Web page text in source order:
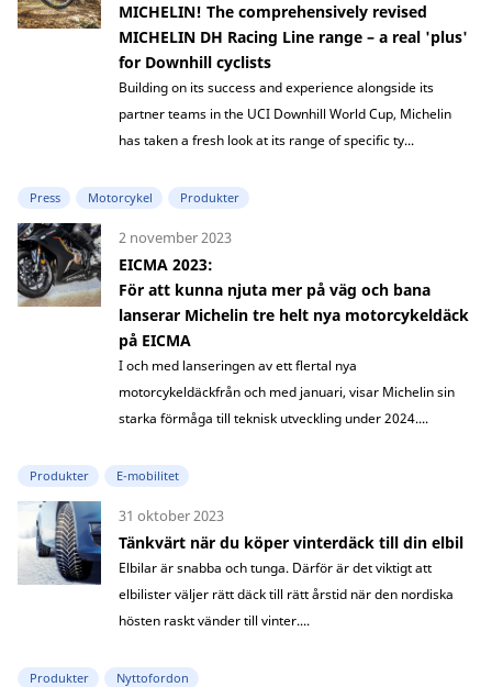
MICHELIN! The comprehensively revised
MICHELIN DH Racing Line range – a real 'plus'
for Downhill cyclists
Building on its success and experience alongside its
partner teams in the UCI Downhill World Cup, Michelin
has taken a fresh look at its range of specific ty...
Press Motorcykel Produkter
2 november 2023
EICMA 2023:
För att kunna njuta mer på väg och bana
lanserar Michelin tre helt nya motorcykeldäck
på EICMA
I och med lanseringen av ett flertal nya
motorcykeldäckfrån och med januari, visar Michelin sin
starka förmåga till teknisk utveckling under 2024....
Produkter E-mobilitet
31 oktober 2023
Tänkvärt när du köper vinterdäck till din elbil
Elbilar är snabba och tunga. Därför är det viktigt att
elbilister väljer rätt däck till rätt årstid när den nordiska
hösten raskt vänder till vinter....
Produkter Nyttofordon